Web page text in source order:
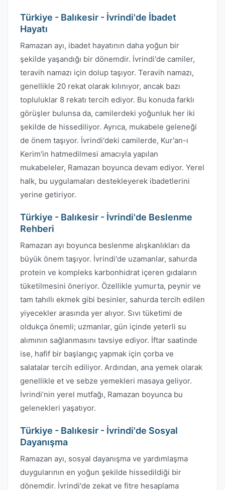
Türkiye - Balıkesir - İvrindi'de İbadet
Hayatı
Ramazan ayı, ibadet hayatının daha yoğun bir
şekilde yaşandığı bir dönemdir. İvrindi'de camiler,
teravih namazı için dolup taşıyor. Teravih namazı,
genellikle 20 rekat olarak kılınıyor, ancak bazı
topluluklar 8 rekatı tercih ediyor. Bu konuda farklı
görüşler bulunsa da, camilerdeki yoğunluk her iki
şekilde de hissediliyor. Ayrıca, mukabele geleneği
de önem taşıyor. İvrindi'deki camilerde, Kur'an-ı
Kerim'in hatmedilmesi amacıyla yapılan
mukabeleler, Ramazan boyunca devam ediyor. Yerel
halk, bu uygulamaları destekleyerek ibadetlerini
yerine getiriyor.
Türkiye - Balıkesir - İvrindi'de Beslenme
Rehberi
Ramazan ayı boyunca beslenme alışkanlıkları da
büyük önem taşıyor. İvrindi'de uzamanlar, sahurda
protein ve kompleks karbonhidrat içeren gıdaların
tüketilmesini öneriyor. Özellikle yumurta, peynir ve
tam tahıllı ekmek gibi besinler, sahurda tercih edilen
yiyecekler arasında yer alıyor. Sıvı tüketimi de
oldukça önemli; uzmanlar, gün içinde yeterli su
alımının sağlanmasını tavsiye ediyor. İftar saatinde
ise, hafif bir başlangıç yapmak için çorba ve
salatalar tercih ediliyor. Ardından, ana yemek olarak
genellikle et ve sebze yemekleri masaya geliyor.
İvrindi’nin yerel mutfağı, Ramazan boyunca bu
gelenekleri yaşatıyor.
Türkiye - Balıkesir - İvrindi'de Sosyal
Dayanışma
Ramazan ayı, sosyal dayanışma ve yardımlaşma
duygularının en yoğun şekilde hissedildiği bir
dönemdir. İvrindi'de zekat ve fitre hesaplama